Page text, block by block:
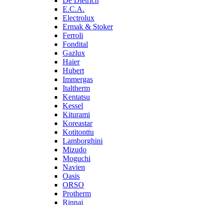
E.C.A.
Electrolux
Ermak & Stoker
Ferroli
Fondital
Gazlux
Haier
Hubert
Immergas
Italtherm
Kentatsu
Kessel
Kiturami
Koreastar
Kotitonttu
Lamborghini
Mizudo
Moguchi
Navien
Oasis
ORSO
Protherm
Rinnai